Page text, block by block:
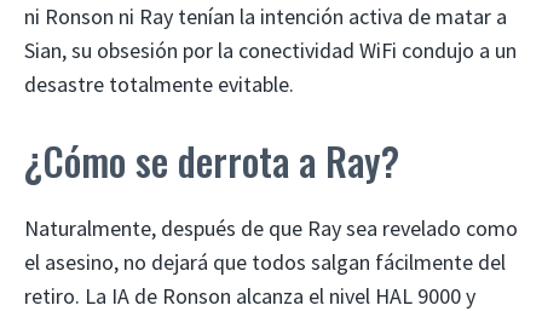
ni Ronson ni Ray tenían la intención activa de matar a
Sian, su obsesión por la conectividad WiFi condujo a un
desastre totalmente evitable.
¿Cómo se derrota a Ray?
Naturalmente, después de que Ray sea revelado como
el asesino, no dejará que todos salgan fácilmente del
retiro. La IA de Ronson alcanza el nivel HAL 9000 y